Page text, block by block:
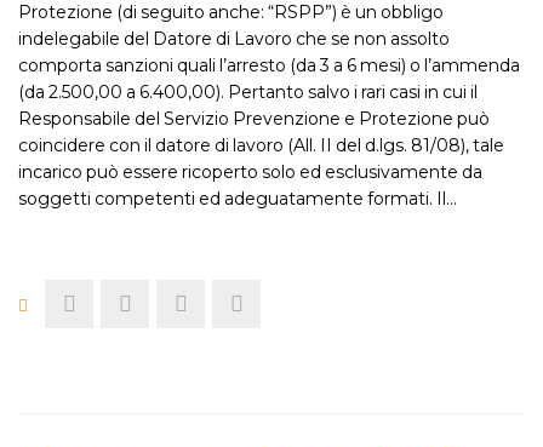
Protezione (di seguito anche: “RSPP”) è un obbligo
indelegabile del Datore di Lavoro che se non assolto
comporta sanzioni quali l’arresto (da 3 a 6 mesi) o l’ammenda
(da 2.500,00 a 6.400,00). Pertanto salvo i rari casi in cui il
Responsabile del Servizio Prevenzione e Protezione può
coincidere con il datore di lavoro (All. II del d.lgs. 81/08), tale
incarico può essere ricoperto solo ed esclusivamente da
soggetti competenti ed adeguatamente formati. Il…